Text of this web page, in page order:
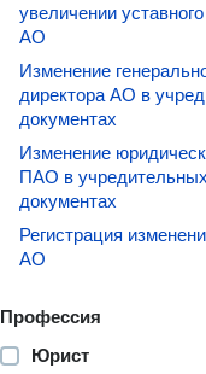
увеличении
АО
Изменение
директора АО в
документах
Изменение
ПАО в учредительных
документах
Регистрация
АО
Профессия
Юрист